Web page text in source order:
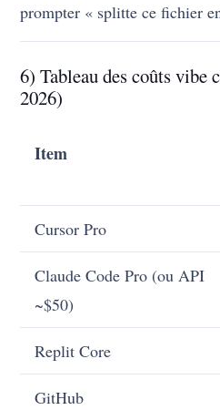
prompter « splitte ce fichier
6) Tableau des coûts vibe
2026)
Item
Cursor Pro
Claude Code Pro (ou API
~$50)
Replit Core
GitHub